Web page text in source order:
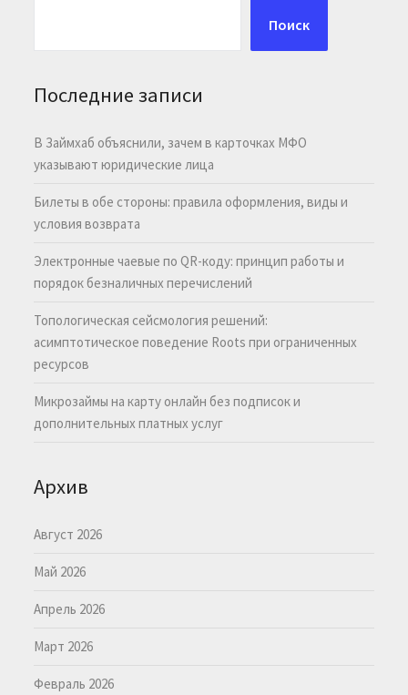
Поиск
Последние записи
В Займхаб объяснили, зачем в карточках МФО
указывают юридические лица
Билеты в обе стороны: правила оформления, виды и
условия возврата
Электронные чаевые по QR-коду: принцип работы и
порядок безналичных перечислений
Топологическая сейсмология решений:
асимптотическое поведение Roots при ограниченных
ресурсов
Микрозаймы на карту онлайн без подписок и
дополнительных платных услуг
Архив
Август 2026
Май 2026
Апрель 2026
Март 2026
Февраль 2026